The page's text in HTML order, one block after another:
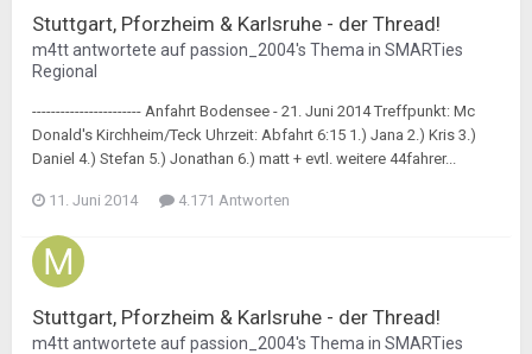
Stuttgart, Pforzheim & Karlsruhe - der Thread!
m4ttantwortete aufpassion_2004's Thema in SMARTies
Regional
----------------------- Anfahrt Bodensee - 21. Juni 2014 Treffpunkt: Mc
Donald's Kirchheim/Teck Uhrzeit: Abfahrt 6:15 1.) Jana 2.) Kris 3.)
Daniel 4.) Stefan 5.) Jonathan 6.) matt + evtl. weitere 44fahrer...
11. Juni 2014 4.171 Antworten
Stuttgart, Pforzheim & Karlsruhe - der Thread!
m4ttantwortete aufpassion_2004's Thema in SMARTies